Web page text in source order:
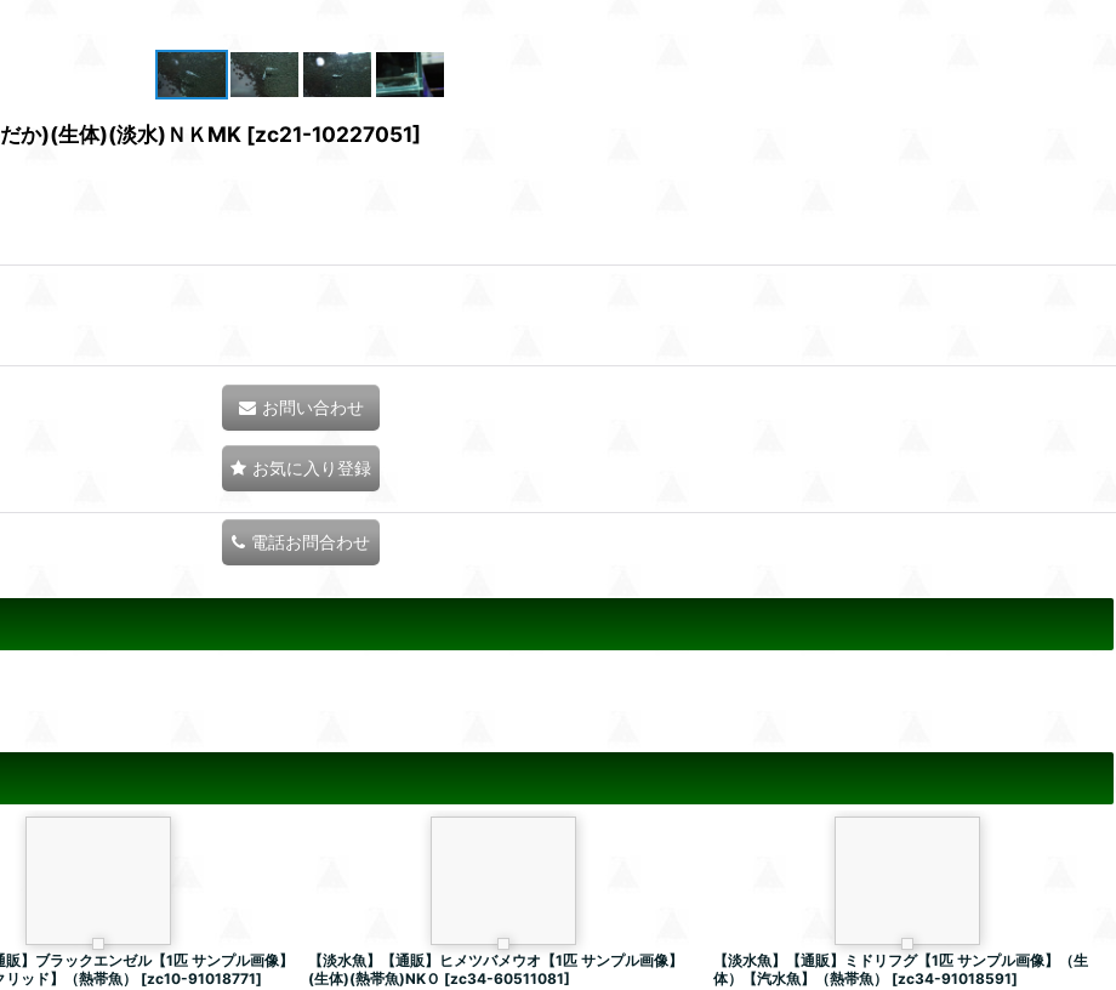
だか)(生体)(淡水)ＮＫMK [zc21-10227051]
お問い合わせ
お気に入り登録
電話お問合わせ
販】ブラックエンゼル【1匹 サンプル画像】
リッド】（熱帯魚）
[zc10-91018771]
【淡水魚】【通販】ヒメツバメウオ【1匹 サンプル画像】
(生体)(熱帯魚)NKＯ [zc34-60511081]
【淡水魚】【通販】ミドリフグ【1匹 サンプル画像】（生
体）【汽水魚】（熱帯魚）
[zc34-91018591]